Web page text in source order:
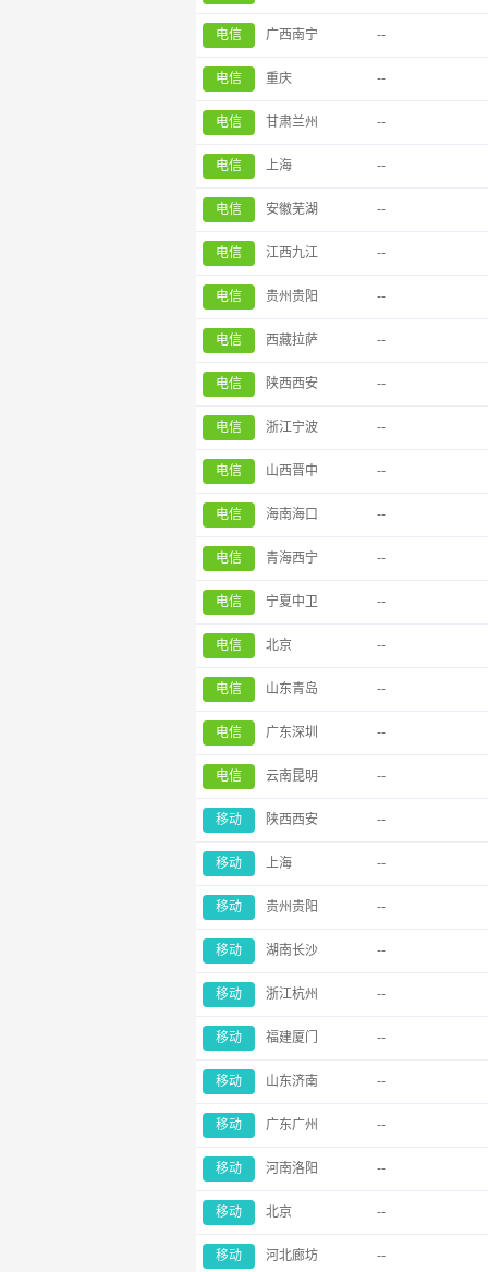
电信 广西南宁 --
电信 重庆 --
电信 甘肃兰州 --
电信 上海 --
电信 安徽芜湖 --
电信 江西九江 --
电信 贵州贵阳 --
电信 西藏拉萨 --
电信 陕西西安 --
电信 浙江宁波 --
电信 山西晋中 --
电信 海南海口 --
电信 青海西宁 --
电信 宁夏中卫 --
电信 北京 --
电信 山东青岛 --
电信 广东深圳 --
电信 云南昆明 --
移动 陕西西安 --
移动 上海 --
移动 贵州贵阳 --
移动 湖南长沙 --
移动 浙江杭州 --
移动 福建厦门 --
移动 山东济南 --
移动 广东广州 --
移动 河南洛阳 --
移动 北京 --
移动 河北廊坊 --